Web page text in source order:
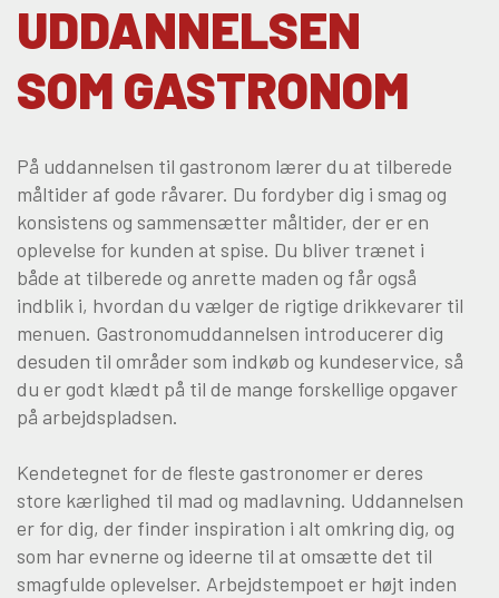
Akademiuddannelser
VUC OG EFTERUDDANNELSE
Efteruddannelse (AMU)
Om Viden Djurs
Læreplads og virksomheder
Mød os
Kontakt
Skolehjem/Campus
Personale
Elevfortællinger
Job på Viden Djurs
Kvalitet
Brochurereol
UDDANNELSEN
SOM GASTRONOM
På uddannelsen til gastronom lærer du at tilberede
måltider af gode råvarer. Du fordyber dig i smag og
konsistens og sammensætter måltider, der er en
oplevelse for kunden at spise. Du bliver trænet i
både at tilberede og anrette maden og får også
indblik i, hvordan du vælger de rigtige drikkevarer til
menuen. Gastronomuddannelsen introducerer dig
desuden til områder som indkøb og kundeservice, så
du er godt klædt på til de mange forskellige opgaver
på arbejdspladsen.
Kendetegnet for de fleste gastronomer er deres
store kærlighed til mad og madlavning. Uddannelsen
er for dig, der finder inspiration i alt omkring dig, og
som har evnerne og ideerne til at omsætte det til
smagfulde oplevelser. Arbejdstempoet er højt inden